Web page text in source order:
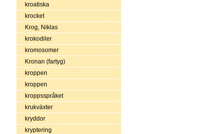
kroatiska
krocket
Krog, Niklas
krokodiler
kromosomer
Kronan (fartyg)
kroppen
kroppen
kroppsspråket
krukväxter
kryddor
kryptering